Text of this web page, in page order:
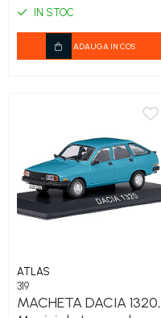
IN STOC
ADAUGA IN COS
ATLAS
319
MACHETA DACIA 1320,